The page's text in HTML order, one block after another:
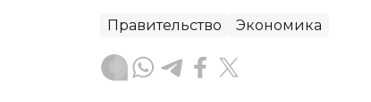
Правительство Экономика